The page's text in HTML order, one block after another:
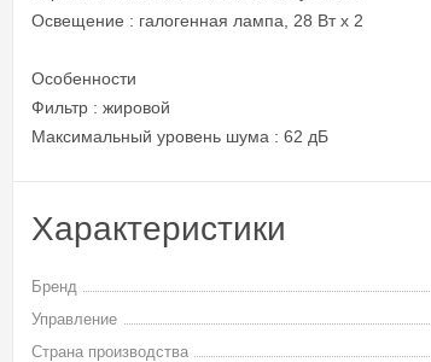
Освещение : галогенная лампа, 28 Вт х 2
Особенности
Фильтр : жировой
Максимальный уровень шума : 62 дБ
Характеристики
Бренд
Управление
Страна производства